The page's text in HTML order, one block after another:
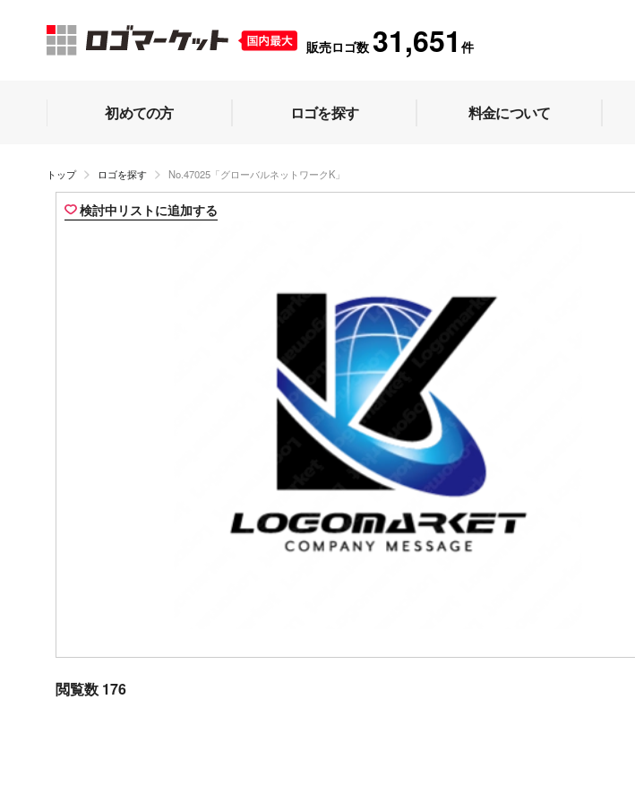
販売ロゴ数 31,651 件
初めての方 ロゴを探す 料金について
トップ ロゴを探す No.47025「グローバルネットワークK」
検討中リストに追加する
閲覧数 176